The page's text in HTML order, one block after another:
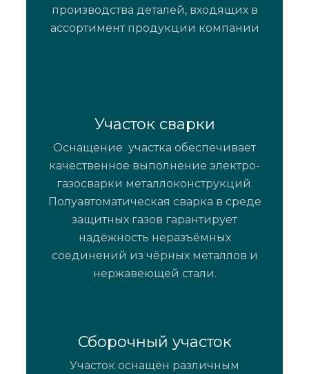
производства деталей, входящих в
ассортимент продукции компании
Участок сварки
Оснащение участка обеспечивает
качественное выполнение электро-
газосварки металлоконструкций.
Полуавтоматическая сварка в среде
защитных газов гарантирует
надёжность неразъёмных
соединений из чёрных металлов и
нержавеющей стали.
Сборочный участок
Участок оснащён различным